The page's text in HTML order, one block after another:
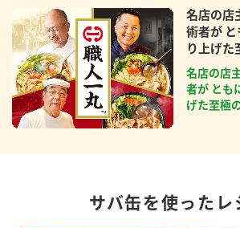
名店の店
術者が
り上げた
名店の店
者が とも
げた至極
サバ缶を使ったレ